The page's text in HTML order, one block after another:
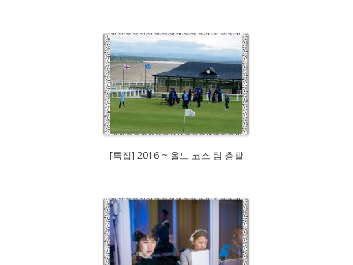
[특집] 2016 ~ 올드 코스 팀 총괄